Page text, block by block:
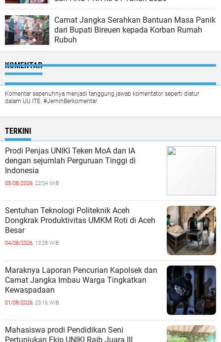
Camat Jangka Serahkan Bantuan Masa Panik
dari Bupati Bireuen kepada Korban Rumah
Rubuh
KOMENTAR
Komentar sepenuhnya menjadi tanggung jawab komentator seperti diatur
dalam UU ITE. #JernihBerkomentar
TERKINI
Prodi Penjas UNIKI Teken MoA dan IA
dengan sejumlah Perguruan Tinggi di
Indonesia
05/08/2026, 22:04 WIB
Sentuhan Teknologi Politeknik Aceh
Dongkrak Produktivitas UMKM Roti di Aceh
Besar
04/08/2026, 13:28 WIB
Maraknya Laporan Pencurian Kapolsek dan
Camat Jangka Imbau Warga Tingkatkan
Kewaspadaan
01/08/2026, 23:16 WIB
Mahasiswa prodi Pendidikan Seni
Pertunjukan Fkip UNIKI Raih Juara III